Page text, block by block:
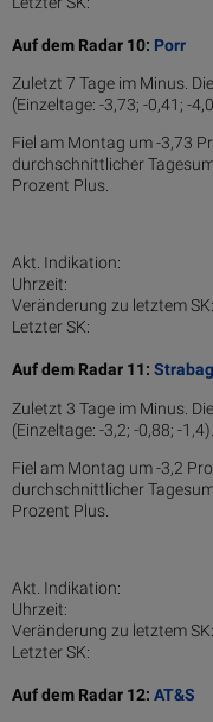
Auf dem Radar 10: Porr
Zuletzt 7 Tage im Minus.
(Einzeltage: -3,73; -0,41; -
Fiel am Montag um -3,73
durchschnittlicher
Prozent Plus.
Akt. Indikation:
Uhrzeit:
Veränderung zu letztem SK:
Letzter SK:
Auf dem Radar 11: Strabag
Zuletzt 3 Tage im Minus.
(Einzeltage: -3,2; -0,88; -1,4).
Fiel am Montag um -3,2
durchschnittlicher
Prozent Plus.
Akt. Indikation:
Uhrzeit:
Veränderung zu letztem SK:
Letzter SK:
Auf dem Radar 12: AT&S